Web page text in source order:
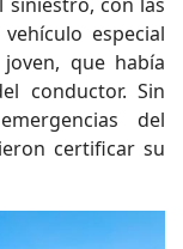
especial
que había
conductor. Sin
del
certificar su